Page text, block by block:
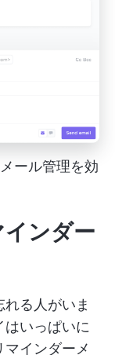
ール管理を効
ンダー
る人がいま
いっぱいに
インダーメ